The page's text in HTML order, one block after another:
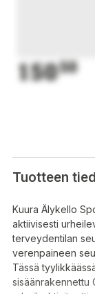
15050
Tuotteen
Kuura Älykello
aktiivisesti
terveydentilan
verenpaineen
Tässä
sisäänrakennettu